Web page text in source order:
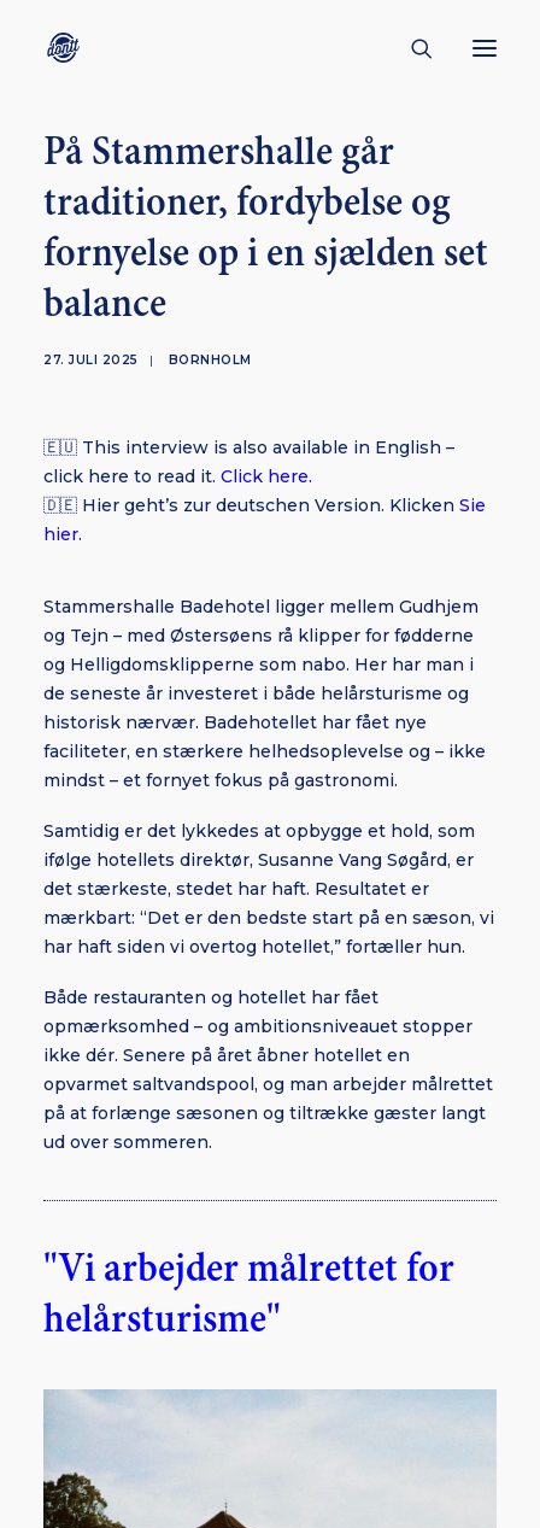
CONTACT
ABOUT
ENGLISH
CREATORS
På Stammershalle går
traditioner, fordybelse og
fornyelse op i en sjælden set
balance
27. JULI 2025 | BORNHOLM
🇪🇺 This interview is also available in English –
click here to read it. Click here.
🇩🇪 Hier geht’s zur deutschen Version. Klicken Sie
hier.
Stammershalle Badehotel ligger mellem Gudhjem
og Tejn – med Østersøens rå klipper for fødderne
og Helligdomsklipperne som nabo. Her har man i
de seneste år investeret i både helårsturisme og
historisk nærvær. Badehotellet har fået nye
faciliteter, en stærkere helhedsoplevelse og – ikke
mindst – et fornyet fokus på gastronomi.
Samtidig er det lykkedes at opbygge et hold, som
ifølge hotellets direktør, Susanne Vang Søgård, er
det stærkeste, stedet har haft. Resultatet er
mærkbart: “Det er den bedste start på en sæson, vi
har haft siden vi overtog hotellet,” fortæller hun.
Både restauranten og hotellet har fået
opmærksomhed – og ambitionsniveauet stopper
ikke dér. Senere på året åbner hotellet en
opvarmet saltvandspool, og man arbejder målrettet
på at forlænge sæsonen og tiltrække gæster langt
ud over sommeren.
"Vi arbejder målrettet for
helårsturisme"